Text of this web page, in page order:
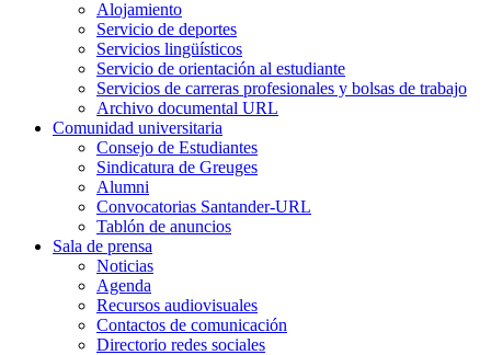
Alojamiento
Servicio de deportes
Servicios lingüísticos
Servicio de orientación al estudiante
Servicios de carreras profesionales y bolsas de trabajo
Archivo documental URL
Comunidad universitaria
Consejo de Estudiantes
Sindicatura de Greuges
Alumni
Convocatorias Santander-URL
Tablón de anuncios
Sala de prensa
Noticias
Agenda
Recursos audiovisuales
Contactos de comunicación
Directorio redes sociales